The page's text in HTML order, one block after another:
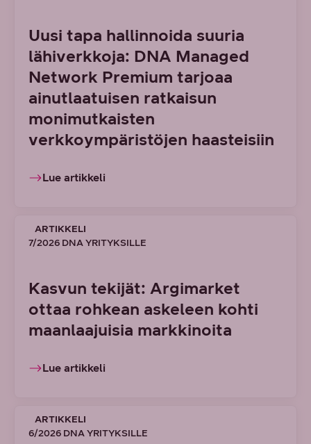
Uusi tapa hallinnoida suuria
lähiverkkoja: DNA Managed
Network Premium tarjoaa
ainutlaatuisen ratkaisun
monimutkaisten
verkkoympäristöjen haasteisiin
Lue artikkeli
ARTIKKELI
7/2026 DNA YRITYKSILLE
Kasvun tekijät: Argimarket
ottaa rohkean askeleen kohti
maanlaajuisia markkinoita
Lue artikkeli
ARTIKKELI
6/2026 DNA YRITYKSILLE